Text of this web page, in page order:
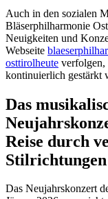
Auch in den sozialen
Bläserphilharmonie
Neuigkeiten und
Webseite
osttirolheute
kontinuierlich gestärkt
Das
Reise durch
Stilrichtungen
Das Neujahrskonzert